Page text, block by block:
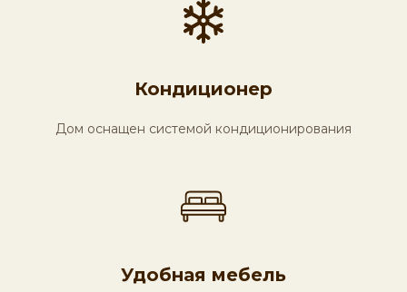
Кондиционер
Дом оснащен системой кондиционирования
Удобная мебель
Стоимость услуг и
проживания